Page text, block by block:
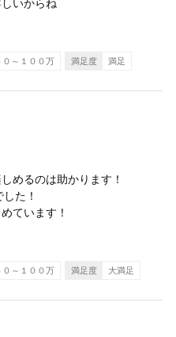
０～１００万 満足度 満足
めるのは助かります！
た！
ています！
０～１００万 満足度 大満足